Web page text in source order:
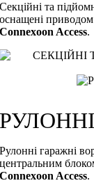
Секційні та
оснащені
Connexoon Access.
Рулонні гаражні
центральним
Connexoon Access.